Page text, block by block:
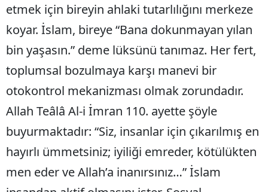
etmek için bireyin ahlaki tutarlılığını merkeze
koyar. İslam, bireye “Bana dokunmayan yılan
bin yaşasın.” deme lüksünü tanımaz. Her fert,
toplumsal bozulmaya karşı manevi bir
otokontrol mekanizması olmak zorundadır.
Allah Teâlâ Al-i İmran 110. ayette şöyle
buyurmaktadır: “Siz, insanlar için çıkarılmış en
hayırlı ümmetsiniz; iyiliği emreder, kötülükten
men eder ve Allah’a inanırsınız…” İslam